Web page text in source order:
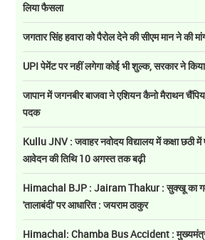
लिया फैसला
जगतार सिंह हवारा को पैरोल देने की सीएम मान ने की
UPI पेमेंट पर नहीं लगेगा कोई भी शुल्क, सरकार ने
जापान में जगनबीर बाजवा ने एशियन कैनो मैराथन
पदक
Kullu JNV : जवाहर नवोदय विद्यालय में कक्षा छठी
आवेदन की तिथि 10 अगस्त तक बढ़ी
Himachal BJP : Jairam Thakur : सुक्खू का
'तालाबंदी' पर आधारित : जयराम ठाकुर
Himachal: Chamba Bus Accident :